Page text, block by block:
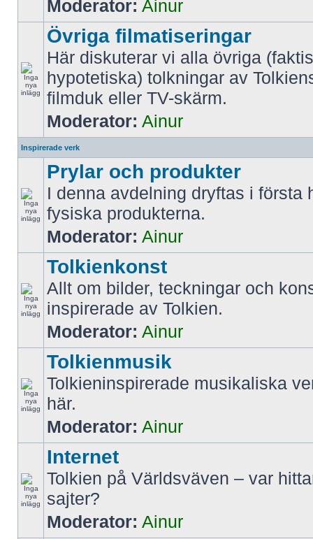
Moderator: Ainur
Övriga filmatiseringar
Här diskuterar vi alla övriga
hypotetiska) tolkningar av
filmduk eller TV-skärm.
Moderator: Ainur
Inspirerade verk
Prylar och produkter
I denna avdelning dryftas i första
fysiska produkterna.
Moderator: Ainur
Tolkienkonst
Allt om bilder, teckningar och
inspirerade av Tolkien.
Moderator: Ainur
Tolkienmusik
Tolkieninspirerade musikaliska
här.
Moderator: Ainur
Internet
Tolkien på Världsväven – var
sajter?
Moderator: Ainur